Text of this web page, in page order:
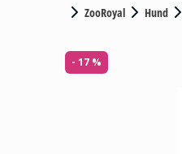
ZooRoyal Hund
- 17 %